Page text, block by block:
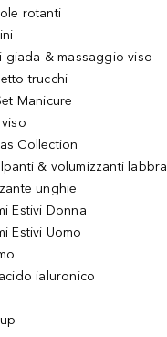
rotanti
giada & massaggio viso
trucchi
Manicure
Collection
& volumizzanti labbra
unghie
Estivi Donna
Estivi Uomo
ialuronico